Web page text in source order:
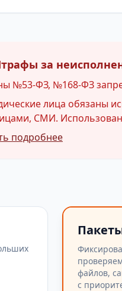
за
№53-ФЗ, №168-ФЗ
лица обязаны
СМИ.
подробнее
файлов,
с